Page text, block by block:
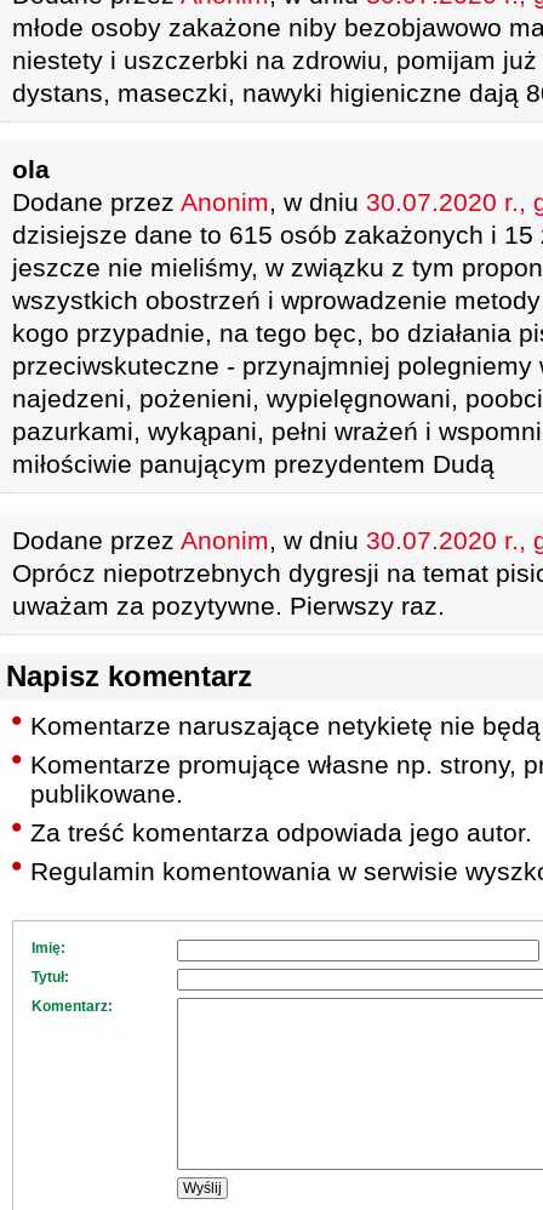
młode osoby zakażone niby bezobjawowo
niestety i uszczerbki na zdrowiu, pomijam
dystans, maseczki, nawyki higieniczne dają
ola
Dodane przez Anonim, w dniu 30.07.2020 r.,
dzisiejsze dane to 615 osób zakażonych i
jeszcze nie mieliśmy, w związku z tym
wszystkich obostrzeń i wprowadzenie
kogo przypadnie, na tego bęc, bo działania
przeciwskuteczne - przynajmniej polegniemy
najedzeni, pożenieni, wypielęgnowani,
pazurkami, wykąpani, pełni wrażeń i
miłościwie panującym prezydentem Dudą
Dodane przez Anonim, w dniu 30.07.2020 r.,
Oprócz niepotrzebnych dygresji na temat
uważam za pozytywne. Pierwszy raz.
Napisz komentarz
Komentarze naruszające netykietę nie
Komentarze promujące własne np. strony,
publikowane.
Za treść komentarza odpowiada jego autor.
Regulamin komentowania w serwisie
Imię:
Tytuł:
Komentarz: